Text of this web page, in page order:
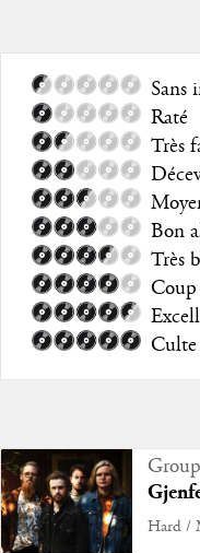
Sans
Raté
Très
Bon
Très
Culte
Hard /